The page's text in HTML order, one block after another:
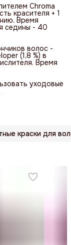
Chroma
красителя + 1
Время
седины - 40
волос -
(1,8 %) в
Время
уходовые
краски для